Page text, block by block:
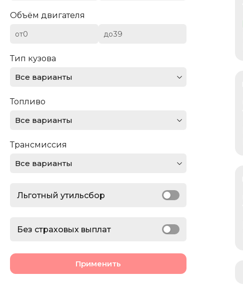
Льготный утильсбор
Chevrolet
Dodge
Ferrari
Ford
Jeep
Объём двигателя
от до
Тип кузова
Все варианты
Топливо
Все варианты
Трансмиссия
Все варианты
Без страховых выплат
Применить